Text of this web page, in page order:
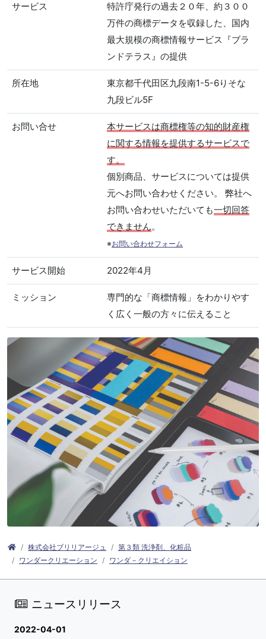
サービス
特許庁発行の過去２０年、約３００
万件の商標データを収録した、国内
最大規模の商標情報サービス『ブラ
ンドテラス』の提供
所在地
東京都千代田区九段南1-5-6りそな
九段ビル5F
お問い合せ
本サービスは商標権等の知的財産権
に関する情報を提供するサービスで
す。
個別商品、サービスについては提供
元へお問い合わせください。 弊社へ
お問い合わせいただいても一切回答
できません。
※お問い合わせフォーム
サービス開始 2022年4月
ミッション
専門的な「商標情報」をわかりやす
く広く一般の方々に伝えること
株式会社ブリリアージュ
第３類 洗浄剤、化粧品
ワンダークリエーション
ワンダ－クリエイション
ニュースリリース
2022-04-01